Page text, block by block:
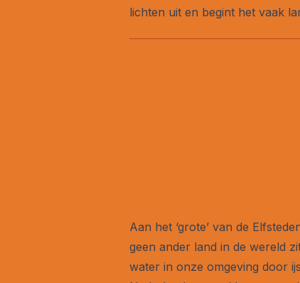
lichten uit en begint het vaak
Aan het ‘grote’ van de
geen ander land in de wereld
water in onze omgeving door